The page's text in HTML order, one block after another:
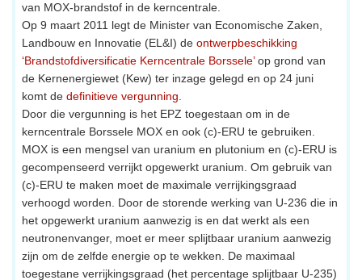
van MOX-brandstof in de kerncentrale.
Op 9 maart 2011 legt de Minister van Economische Zaken,
Landbouw en Innovatie (EL&I) de ontwerpbeschikking
‘Brandstofdiversificatie Kerncentrale Borssele’op grond van
de Kernenergiewet (Kew) ter inzage gelegd en op 24 juni
komt de definitieve vergunning.
Door die vergunning is het EPZ toegestaan om in de
kerncentrale Borssele MOX en ook (c)-ERU te gebruiken.
MOX is een mengsel van uranium en plutonium en (c)-ERU is
gecompenseerd verrijkt opgewerkt uranium. Om gebruik van
(c)-ERU te maken moet de maximale verrijkingsgraad
verhoogd worden. Door de storende werking van U-236 die in
het opgewerkt uranium aanwezig is en dat werkt als een
neutronenvanger, moet er meer splijtbaar uranium aanwezig
zijn om de zelfde energie op te wekken. De maximaal
toegestane verrijkingsgraad (het percentage splijtbaar U-235)